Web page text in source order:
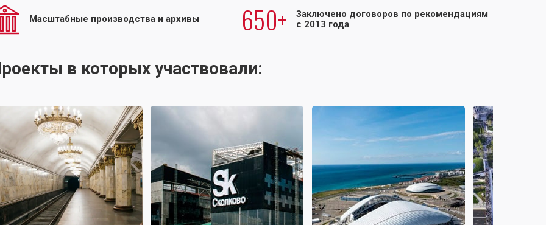
Масштабные производства и архивы 650+
Заключено договоров по рекомендациям
с 2013 года
в которых участвовали: